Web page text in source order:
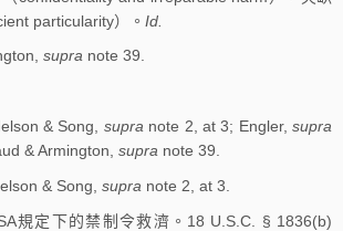
particularity）。 Id.
supra note 39.
& Song, supra note 2, at 3; Engler,supra
& Armington, supra note 39.
& Song, supra note 2, at 3.
規定下的禁制令救濟。18 U.S.C. § 1836(b)